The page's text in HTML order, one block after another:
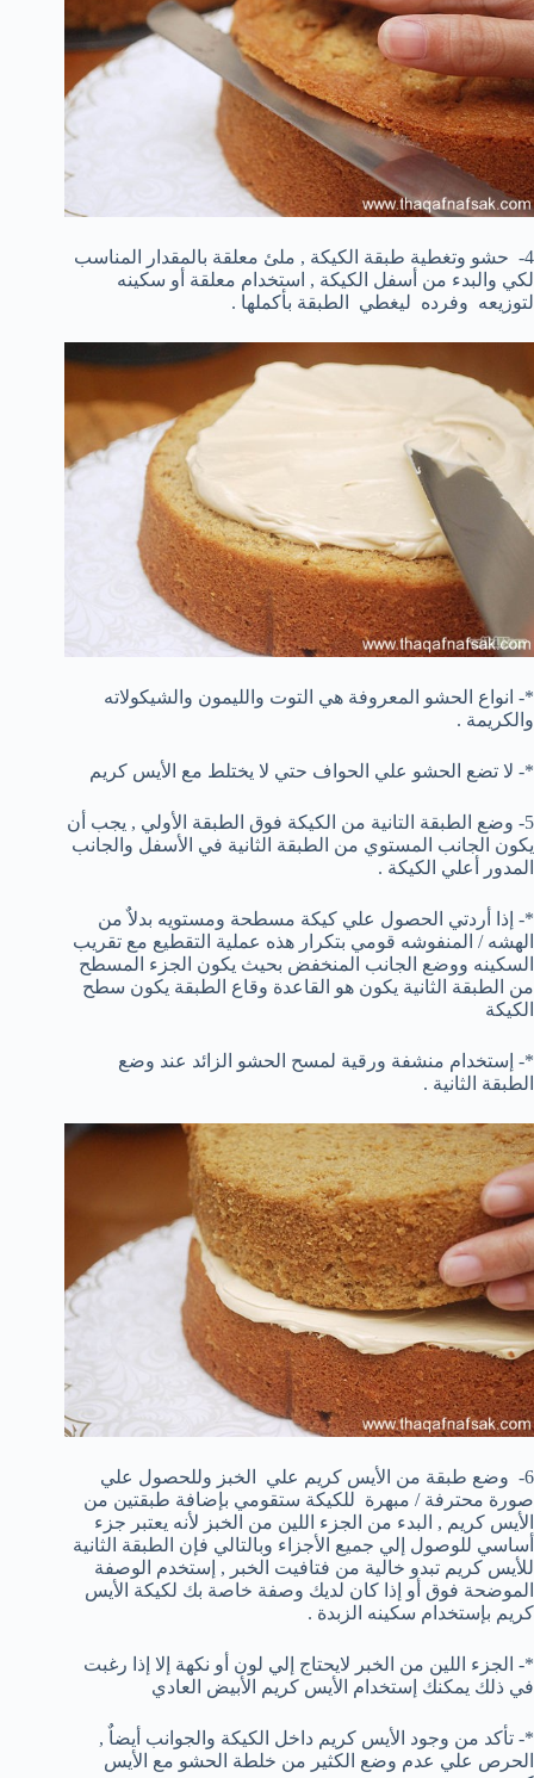
4- حشو وتغطية طبقة الكيكة , ملئ معلقة بالمقدار المناسب
لكي والبدء من أسفل الكيكة , استخدام معلقة أو سكينه
لتوزيعه وفرده ليغطي الطبقة بأكملها .
*- انواع الحشو المعروفة هي التوت والليمون والشيكولاته
والكريمة .
*- لا تضع الحشو علي الحواف حتي لا يختلط مع الأيس كريم
5- وضع الطبقة التانية من الكيكة فوق الطبقة الأولي , يجب أن
يكون الجانب المستوي من الطبقة الثانية في الأسفل والجانب
المدور أعلي الكيكة .
*- إذا أردتي الحصول علي كيكة مسطحة ومستويه بدلاٌ من
الهشه / المنفوشه قومي بتكرار هذه عملية التقطيع مع تقريب
السكينه ووضع الجانب المنخفض بحيث يكون الجزء المسطح
من الطبقة الثانية يكون هو القاعدة وقاع الطبقة يكون سطح
الكيكة
*- إستخدام منشفة ورقية لمسح الحشو الزائد عند وضع
الطبقة الثانية .
6- وضع طبقة من الأيس كريم علي الخبز وللحصول علي
صورة محترفة / مبهرة للكيكة ستقومي بإضافة طبقتين من
الأيس كريم , البدء من الجزء اللين من الخبز لأنه يعتبر جزء
أساسي للوصول إلي جميع الأجزاء وبالتالي فإن الطبقة الثانية
للأيس كريم تبدو خالية من فتافيت الخبر , إستخدم الوصفة
الموضحة فوق أو إذا كان لديك وصفة خاصة بك لكيكة الأيس
كريم بإستخدام سكينه الزبدة .
*- الجزء اللين من الخبر لايحتاج إلي لون أو نكهة إلا إذا رغبت
في ذلك يمكنك إستخدام الأيس كريم الأبيض العادي
*- تأكد من وجود الأيس كريم داخل الكيكة والجوانب أيضاٌ ,
الحرص علي عدم وضع الكثير من خلطة الحشو مع الأيس